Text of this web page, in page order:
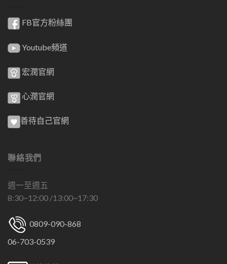
FB官方粉絲團
Youtube頻道
宏潤官網
心潤官網
善待自己官網
聯絡我們
週一至週五
8:30~12:00 /13:00~17:30
0809-090-868
06-703-0539